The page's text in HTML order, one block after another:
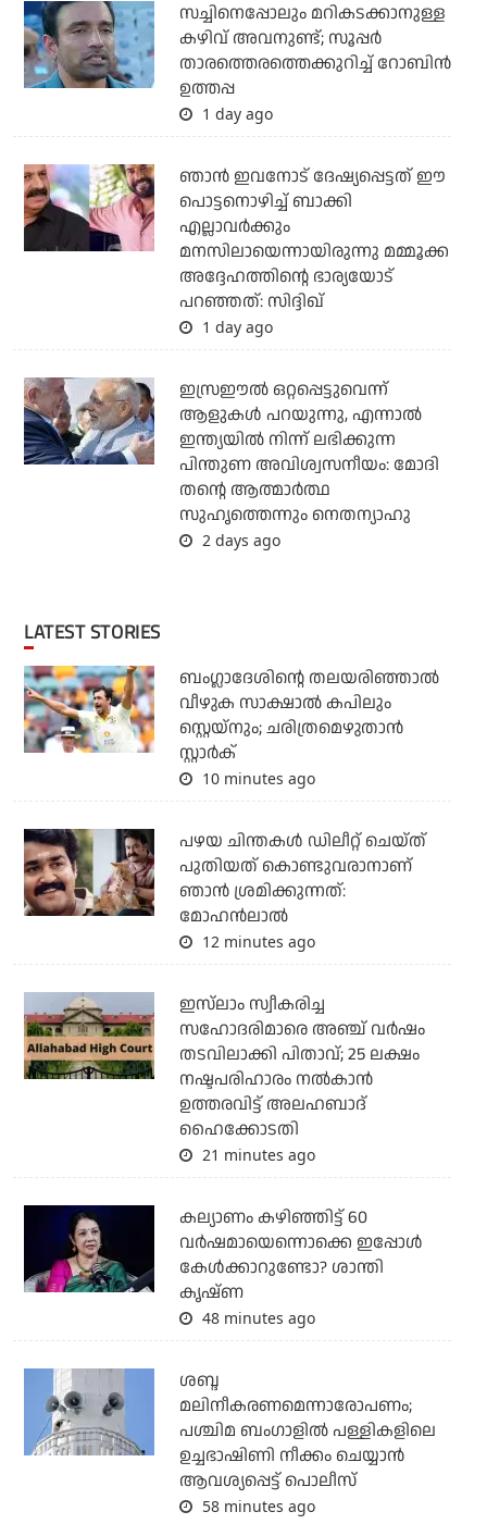
സച്ചിനെപ്പോലും മറികടക്കാനുള്ള
കഴിവ് അവനുണ്ട്; സൂപ്പര്‍
താരത്തെരത്തെക്കുറിച്ച് റോബിന്‍
ഉത്തപ്പ
1 day ago
ഞാന്‍ ഇവനോട് ദേഷ്യപ്പെട്ടത് ഈ
പൊട്ടനൊഴിച്ച് ബാക്കി
എല്ലാവര്‍ക്കും
മനസിലായെന്നായിരുന്നു മമ്മൂക്ക
അദ്ദേഹത്തിന്റെ ഭാര്യയോട്
പറഞ്ഞത്: സിദ്ദിഖ്
1 day ago
ഇസ്രഈല്‍ ഒറ്റപ്പെട്ടുവെന്ന്
ആളുകള്‍ പറയുന്നു, എന്നാല്‍
ഇന്ത്യയില്‍ നിന്ന് ലഭിക്കുന്ന
പിന്തുണ അവിശ്വസനീയം: മോദി
തന്റെ ആത്മാര്‍ത്ഥ
സുഹൃത്തെന്നും നെതന്യാഹു
2 days ago
LATEST STORIES
ബംഗ്ലാദേശിന്റെ തലയരിഞ്ഞാല്‍
വീഴുക സാക്ഷാല്‍ കപിലും
സ്റ്റെയ്‌നും; ചരിത്രമെഴുതാന്‍
സ്റ്റാര്‍ക്
10 minutes ago
പഴയ ചിന്തകള്‍ ഡിലീറ്റ് ചെയ്ത്
പുതിയത് കൊണ്ടുവരാനാണ്
ഞാന്‍ ശ്രമിക്കുന്നത്:
മോഹന്‍ലാല്‍
12 minutes ago
ഇസ്‌ലാം സ്വീകരിച്ച
സഹോദരിമാരെ അഞ്ച് വര്‍ഷം
തടവിലാക്കി പിതാവ്; 25 ലക്ഷം
നഷ്ടപരിഹാരം നല്‍കാന്‍
ഉത്തരവിട്ട് അലഹബാദ്
ഹൈക്കോടതി
21 minutes ago
കല്യാണം കഴിഞ്ഞിട്ട് 60
വർഷമായെന്നൊക്കെ ഇപ്പോൾ
കേൾക്കാറുണ്ടോ? ശാന്തി
കൃഷ്ണ
48 minutes ago
ശബ്ദ
മലിനീകരണമെന്നാരോപണം;
പശ്ചിമ ബംഗാളില്‍ പള്ളികളിലെ
ഉച്ചഭാഷിണി നീക്കം ചെയ്യാന്‍
ആവശ്യപ്പെട്ട് പൊലീസ്
58 minutes ago